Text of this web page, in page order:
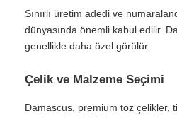
Sınırlı üretim adedi ve
dünyasında önemli kabul edilir.
genellikle daha özel görülür.
Çelik ve Malzeme Seçimi
Damascus, premium toz çelikler,